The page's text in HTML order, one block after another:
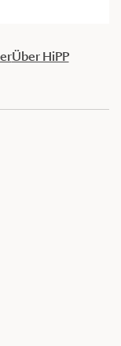
Über HiPP